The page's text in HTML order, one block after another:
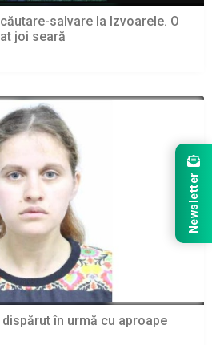
salvare la Izvoarele. O
joi seară
în urmă cu aproape
Newsletter